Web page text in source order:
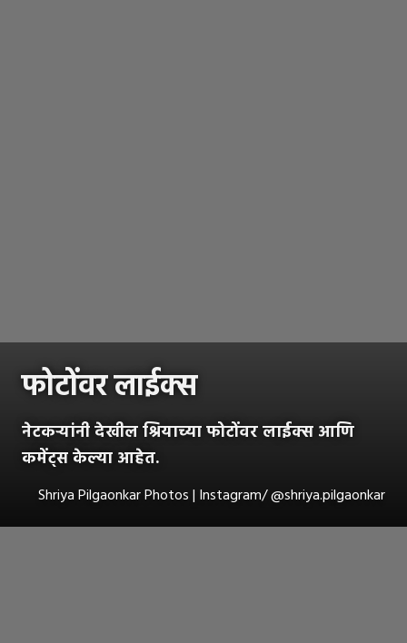
फोटोंवर लाईक्स
नेटकऱ्यांनी देखील श्रियाच्या फोटोंवर लाईक्स आणि
कमेंट्स केल्या आहेत.
Shriya Pilgaonkar Photos | Instagram/ @shriya.pilgaonkar